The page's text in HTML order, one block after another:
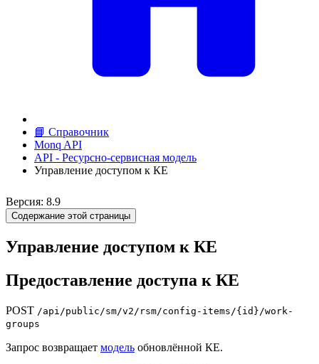
📘 Справочник
Monq API
API - Ресурсно-сервисная модель
Управление доступом к КЕ
Версия: 8.9
Содержание этой страницы
Управление доступом к КЕ
Предоставление доступа к КЕ
POST /api/public/sm/v2/rsm/config-items/{id}/work-
groups
Запрос возвращает модель обновлённой КЕ.